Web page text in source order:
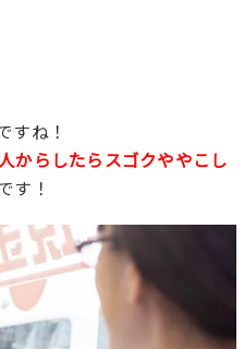
すね！
からしたらスゴクややこし
す！